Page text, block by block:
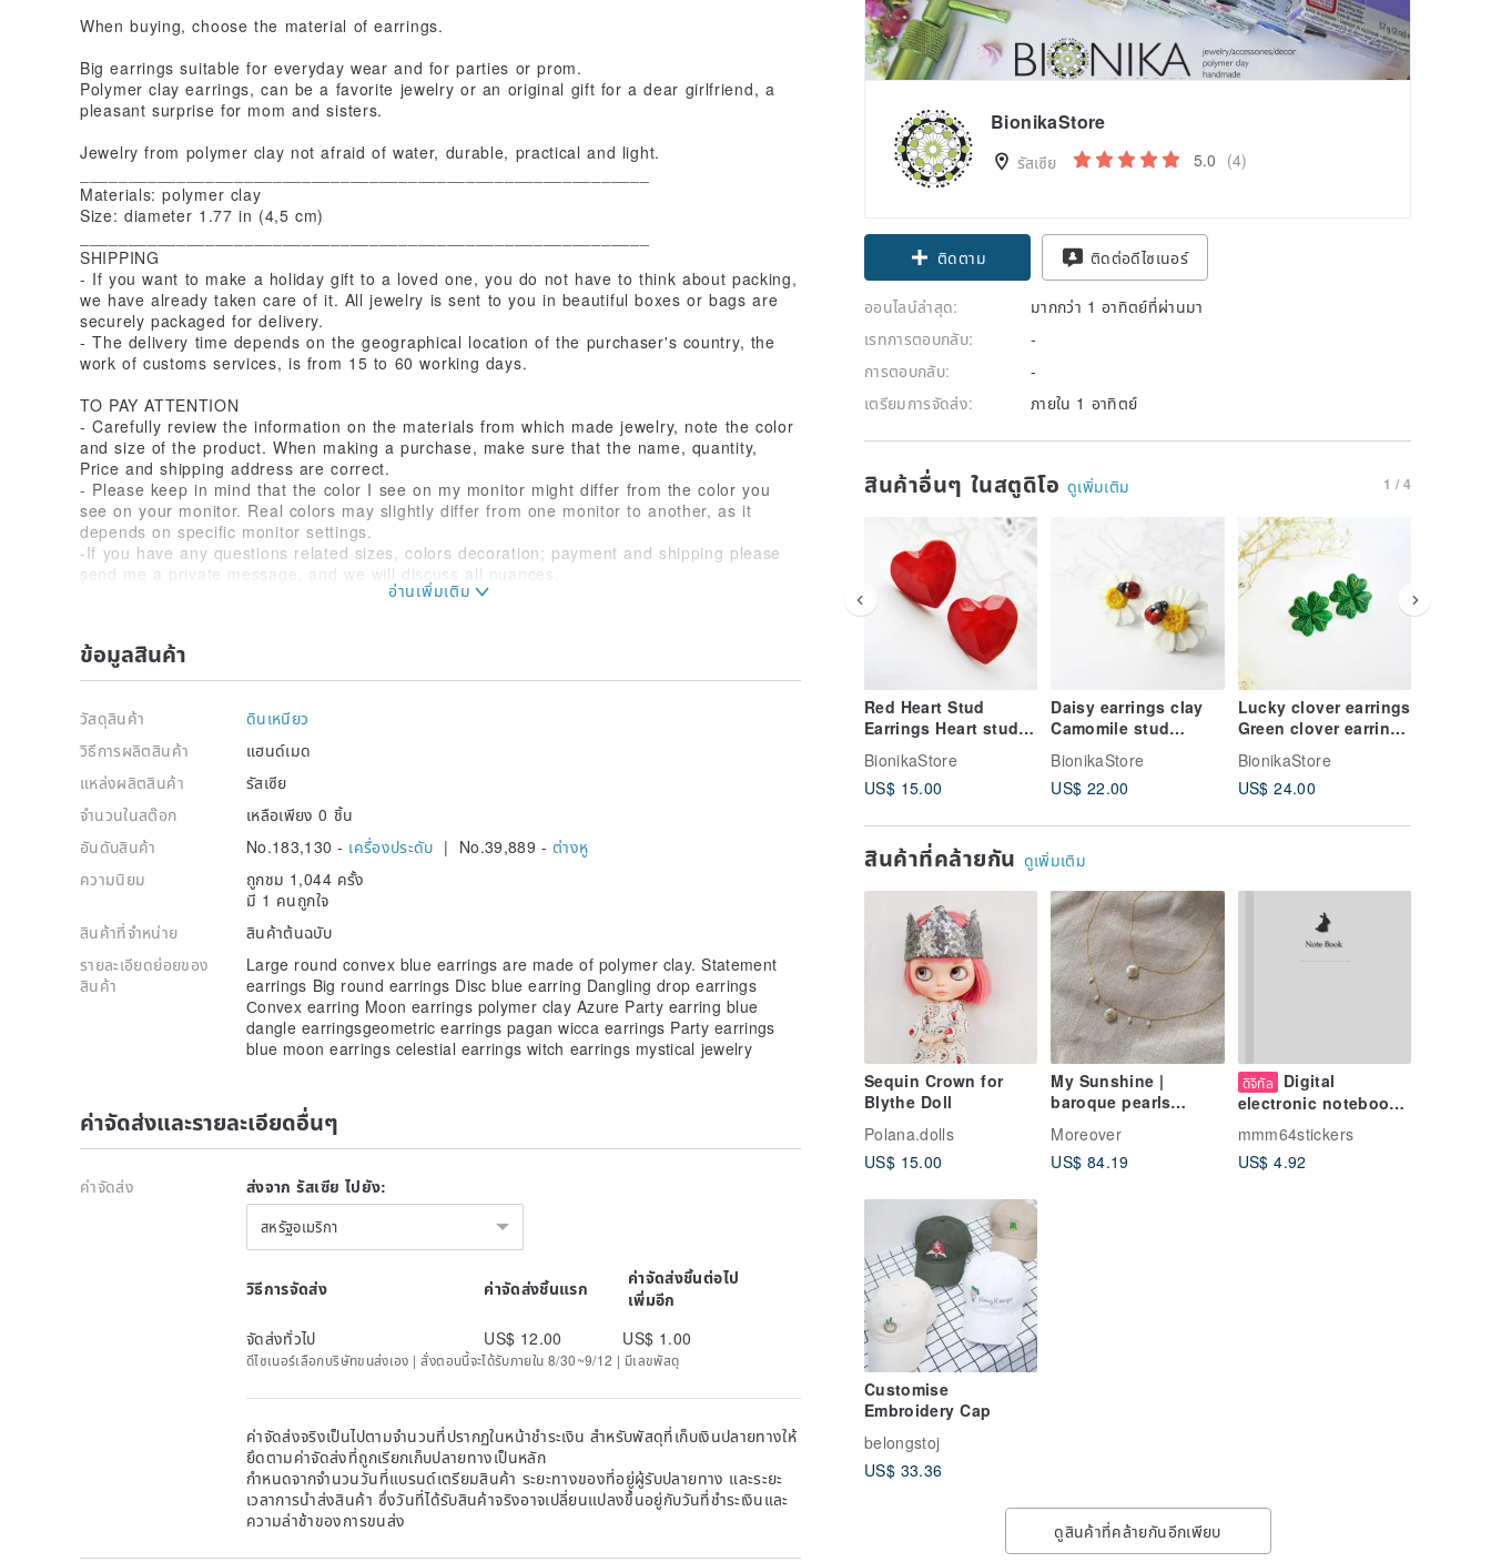
BionikaStore
รัสเซีย 5.0 (4)
ติดตาม ติดต่อดีไซเนอร์
ออนไลน์ล่าสุด:
มากกว่า 1 อาทิตย์ที่ผ่านมา
เรทการตอบกลับ:
-
การตอบกลับ:
-
เตรียมการจัดส่ง:
ภายใน 1 อาทิตย์
สินค้าอื่นๆ ในสตูดิโอ ดูเพิ่มเติม 1 / 4
Red Heart Stud
Earrings Heart studs
Geometric faceted
origami heart Small
heart
BionikaStore
US$ 15.00
Daisy earrings clay
Camomile stud
earrings Summer
Daisy Flower
Ladybird earrings
BionikaStore
US$ 22.00
Lucky clover earrings
Green clover earrings
St. Patrick's day
earrings Celtic
BionikaStore
US$ 24.00
สินค้าที่คล้ายกัน ดูเพิ่มเติม
Sequin Crown for
Blythe Doll
Polana.dolls
US$ 15.00
My Sunshine |
baroque pearls
vintage style delicate
gold choker necklace
Moreover
US$ 84.19
ดิจิทัล
Digital
electronic notebook
single-character
notebook
mmm64stickers
US$ 4.92
Customise
Embroidery Cap
belongstoj
US$ 33.36
ดูสินค้าที่คล้ายกันอีกเพียบ
When buying, choose the material of earrings.
Big earrings suitable for everyday wear and for parties or prom.
Polymer clay earrings, can be a favorite jewelry or an original gift for a dear girlfriend, a
pleasant surprise for mom and sisters.
Jewelry from polymer clay not afraid of water, durable, practical and light.
Materials: polymer clay
Size: diameter 1.77 in (4,5 cm)
SHIPPING
- If you want to make a holiday gift to a loved one, you do not have to think about packing,
we have already taken care of it. All jewelry is sent to you in beautiful boxes or bags are
securely packaged for delivery.
- The delivery time depends on the geographical location of the purchaser's country, the
work of customs services, is from 15 to 60 working days.
TO PAY ATTENTION
- Carefully review the information on the materials from which made jewelry, note the color
and size of the product. When making a purchase, make sure that the name, quantity,
Price and shipping address are correct.
- Please keep in mind that the color I see on my monitor might differ from the color you
see on your monitor. Real colors may slightly differ from one monitor to another, as it
depends on specific monitor settings.
-If you have any questions related sizes, colors decoration; payment and shipping please
send me a private message, and we will discuss all nuances.
-Please, keep in mind - sometimes i can exchange metal accessories , decorative cords or
ข้อมูลสินค้า
วัสดุสินค้า
ดินเหนียว
วิธีการผลิตสินค้า
แฮนด์เมด
แหล่งผลิตสินค้า
รัสเซีย
จำนวนในสต๊อก
เหลือเพียง 0 ชิ้น
อันดับสินค้า
No.183,130 - เครื่องประดับ | No.39,889 - ต่างหู
ความนิยม
ถูกชม 1,044 ครั้ง
มี 1 คนถูกใจ
สินค้าที่จำหน่าย
สินค้าต้นฉบับ
รายละเอียดย่อยของ
สินค้า
Large round convex blue earrings are made of polymer clay. Statement
earrings Big round earrings Disc blue earring Dangling drop earrings
Сonvex earring Moon earrings polymer clay Azure Party earring blue
dangle earringsgeometric earrings pagan wicca earrings Party earrings
blue moon earrings celestial earrings witch earrings mystical jewelry
ค่าจัดส่งและรายละเอียดอื่นๆ
ค่าจัดส่ง ส่งจาก รัสเซีย ไปยัง:
สหรัฐอเมริกา
วิธีการจัดส่ง ค่าจัดส่งชิ้นแรก
ค่าจัดส่งชิ้นต่อไป
เพิ่มอีก
จัดส่งทั่วไป
US$ 12.00 US$ 1.00
ดีไซเนอร์เลือกบริษัทขนส่งเอง | สั่งตอนนี้จะได้รับภายใน 8/30~9/12 | มีเลขพัสดุ
ค่าจัดส่งจริงเป็นไปตามจำนวนที่ปรากฏในหน้าชำระเงิน สำหรับพัสดุที่เก็บเงินปลายทางให้
ยึดตามค่าจัดส่งที่ถูกเรียกเก็บปลายทางเป็นหลัก
กำหนดจากจำนวนวันที่แบรนด์เตรียมสินค้า ระยะทางของที่อยู่ผู้รับปลายทาง และระยะ
เวลาการนำส่งสินค้า ซึ่งวันที่ได้รับสินค้าจริงอาจเปลี่ยนแปลงขึ้นอยู่กับวันที่ชำระเงินและ
ความล่าช้าของการขนส่ง